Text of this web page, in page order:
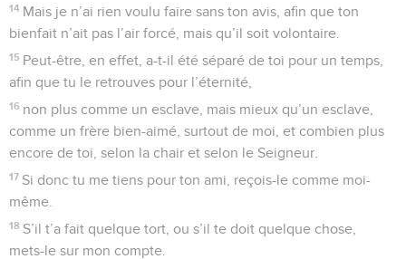
14 Mais je n’ai rien voulu faire sans ton avis, afin que ton
bienfait n’ait pas l’air forcé, mais qu’il soit volontaire.
15 Peut-être, en effet, a-t-il été séparé de toi pour un temps,
afin que tu le retrouves pour l’éternité,
16 non plus comme un esclave, mais mieux qu’un esclave,
comme un frère bien-aimé, surtout de moi, et combien plus
encore de toi, selon la chair et selon le Seigneur.
17 Si donc tu me tiens pour ton ami, reçois-le comme moi-
même.
18 S’il t’a fait quelque tort, ou s’il te doit quelque chose,
mets-le sur mon compte.